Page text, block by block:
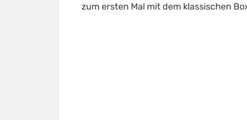
zum ersten Mal mit dem klassischen